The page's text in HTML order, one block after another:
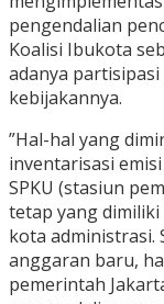
pengendalian
Koalisi Ibukota
adanya
kebijakannya.
”Hal-hal yang
inventarisasi
SPKU (stasiun
tetap yang dimiliki
kota administrasi.
anggaran baru,
pemerintah